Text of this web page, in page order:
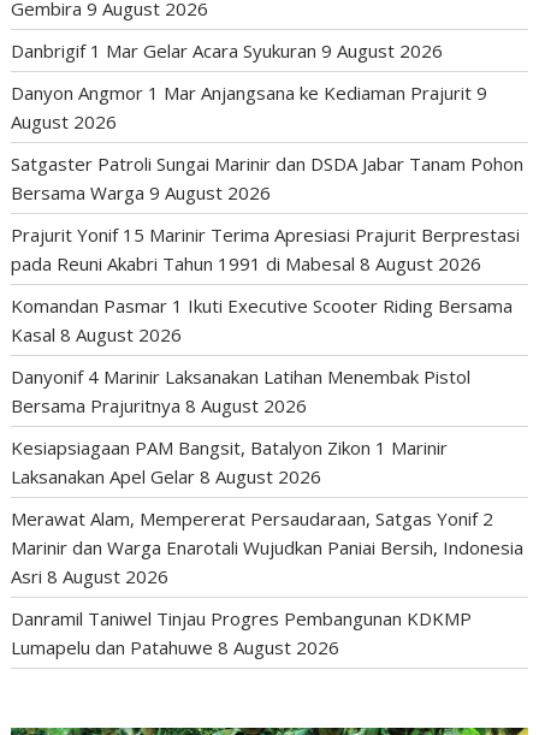
Gembira 9 August 2026
Danbrigif 1 Mar Gelar Acara Syukuran 9 August 2026
Danyon Angmor 1 Mar Anjangsana ke Kediaman Prajurit 9
August 2026
Satgaster Patroli Sungai Marinir dan DSDA Jabar Tanam Pohon
Bersama Warga 9 August 2026
Prajurit Yonif 15 Marinir Terima Apresiasi Prajurit Berprestasi
pada Reuni Akabri Tahun 1991 di Mabesal 8 August 2026
Komandan Pasmar 1 Ikuti Executive Scooter Riding Bersama
Kasal 8 August 2026
Danyonif 4 Marinir Laksanakan Latihan Menembak Pistol
Bersama Prajuritnya 8 August 2026
Kesiapsiagaan PAM Bangsit, Batalyon Zikon 1 Marinir
Laksanakan Apel Gelar 8 August 2026
Merawat Alam, Mempererat Persaudaraan, Satgas Yonif 2
Marinir dan Warga Enarotali Wujudkan Paniai Bersih, Indonesia
Asri 8 August 2026
Danramil Taniwel Tinjau Progres Pembangunan KDKMP
Lumapelu dan Patahuwe 8 August 2026